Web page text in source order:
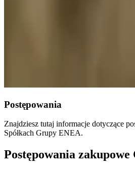
Postępowania
Znajdziesz tutaj informacje dotyczące
Spółkach Grupy ENEA.
Postępowania